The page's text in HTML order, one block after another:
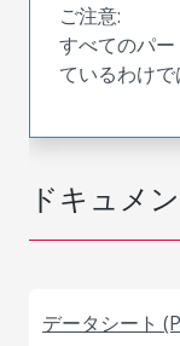
ドキュメ
データシート
ご注意:
すべてのパ
ているわけで